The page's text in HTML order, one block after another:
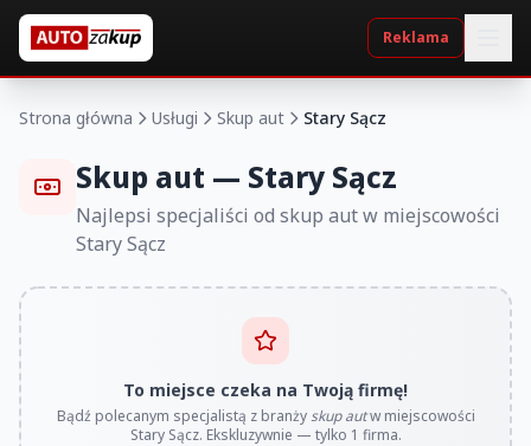
Reklama
Strona główna Usługi Skup aut Stary Sącz
Skup aut — Stary Sącz
Najlepsi specjaliści od skup aut w miejscowości
Stary Sącz
To miejsce czeka na Twoją firmę!
Bądź polecanym specjalistą z branżyskup autw miejscowości
Stary Sącz. Ekskluzywnie — tylko 1 firma.